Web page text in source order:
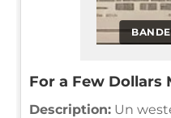
For a Few Dollars
Description: Un